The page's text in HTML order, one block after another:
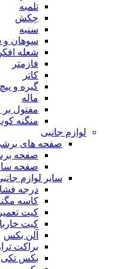
تلمبه
چکش
سنبه
سوهان و
شعله
فازمتر
کاتر
گیره و
ماله
مفتول
منگنه
لوازم جانبی
صفحه های
صفحه
صفحه
سایر لوازم
درجه
کاسه
کیت
کیت
آلن بکس
براکت
بکس تکی